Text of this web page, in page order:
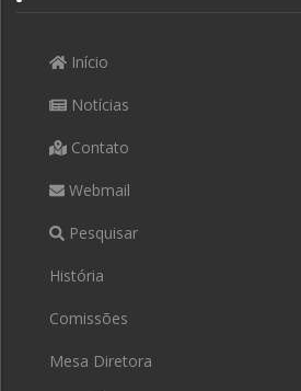
Início
Notícias
Contato
Webmail
Pesquisar
História
Comissões
Mesa Diretora